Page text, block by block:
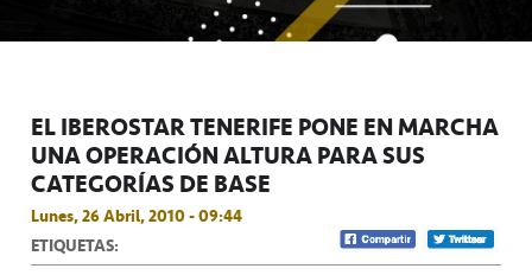
EL IBEROSTAR TENERIFE PONE EN MARCHA
UNA OPERACIÓN ALTURA PARA SUS
CATEGORÍAS DE BASE
Lunes, 26 Abril, 2010 - 09:44
ETIQUETAS: